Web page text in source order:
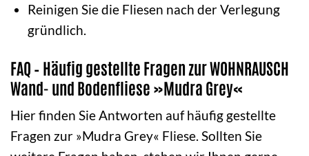
Reinigen Sie die Fliesen nach der Verlegung
gründlich.
FAQ – Häufig gestellte Fragen zur WOHNRAUSCH
Wand- und Bodenfliese »Mudra Grey«
Hier finden Sie Antworten auf häufig gestellte
Fragen zur »Mudra Grey« Fliese. Sollten Sie